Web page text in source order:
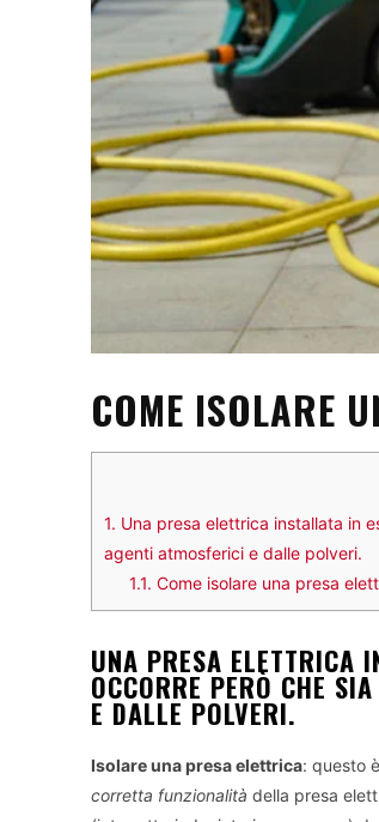
COME ISOLARE
1. Una presa elettrica installata in
agenti atmosferici e dalle polveri.
1.1. Come isolare una presa
UNA PRESA ELETTRICA
OCCORRE PERÒ CHE
E DALLE POLVERI.
Isolare una presa elettrica: questo
corretta funzionalità della presa